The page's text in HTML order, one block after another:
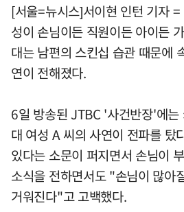
[서울=뉴시스]서이현 인턴 기자
성이 손님이든 직원이든 아이든
대는 남편의 스킨십 습관 때문에
연이 전해졌다.
6일 방송된 JTBC '사건반장'에
대 여성 A 씨의 사연이 전파를 탔
있다는 소문이 퍼지면서 손님이
소식을 전하면서도 "손님이 많아
거워진다"고 고백했다.